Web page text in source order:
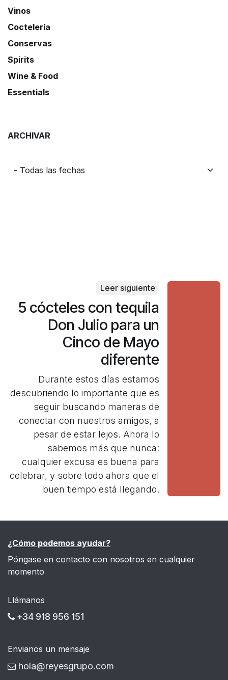
Vinos
Coctelería
Conservas
Spirits
Wine & Food
Essentials
ARCHIVAR
Leer siguiente
5 cócteles con tequila
Don Julio para un
Cinco de Mayo
diferente
Durante estos días estamos
descubriendo lo importante que es
seguir buscando maneras de
conectar con nuestros amigos, a
pesar de estar lejos. Ahora lo
sabemos más que nunca:
cualquier excusa es buena para
celebrar, y sobre todo ahora que el
buen tiempo está llegando.
¿Cómo podemos ayudar?
Póngase en contacto con nosotros en cualquier
momento
Llámanos
+34 918 956 151
Envianos un mensaje
hola@reyesgrupo.com